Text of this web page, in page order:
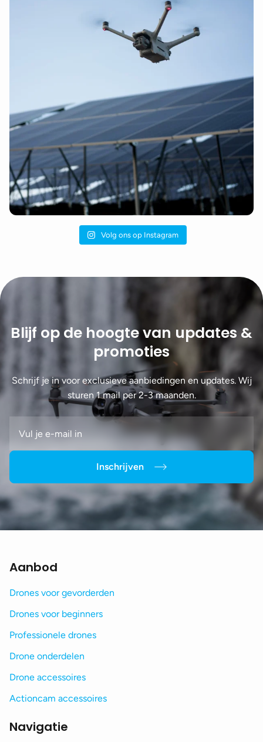
Volg ons op Instagram
Blijf op de hoogte van updates &
promoties
Schrijf je in voor exclusieve aanbiedingen en updates. Wij
sturen 1 mail per 2-3 maanden.
Inschrijven
Aanbod
Drones voor gevorderden
Drones voor beginners
Professionele drones
Drone onderdelen
Drone accessoires
Actioncam accessoires
Navigatie